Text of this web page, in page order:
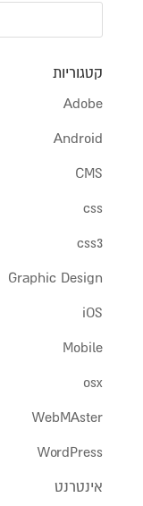
קטגוריות
Adobe
Android
CMS
css
css3
Graphic Design
iOS
Mobile
osx
WebMAster
WordPress
אינטרנט